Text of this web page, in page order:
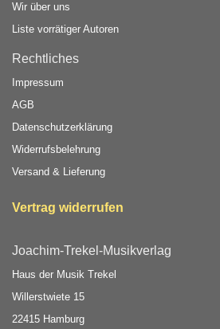
Wir über uns
Liste vorrätiger Autoren
Rechtliches
Impressum
AGB
Datenschutzerklärung
Widerrufsbelehrung
Versand & Lieferung
Vertrag widerrufen
Joachim-Trekel-Musikverlag
Haus der Musik Trekel
Willerstwiete 15
22415 Hamburg